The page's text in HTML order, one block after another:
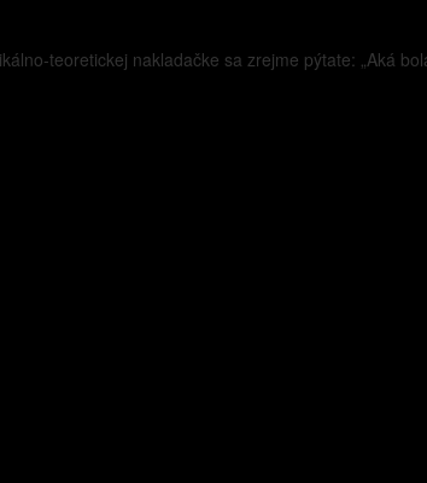
teoretickej nakladačke sa zrejme pýtate: „Aká